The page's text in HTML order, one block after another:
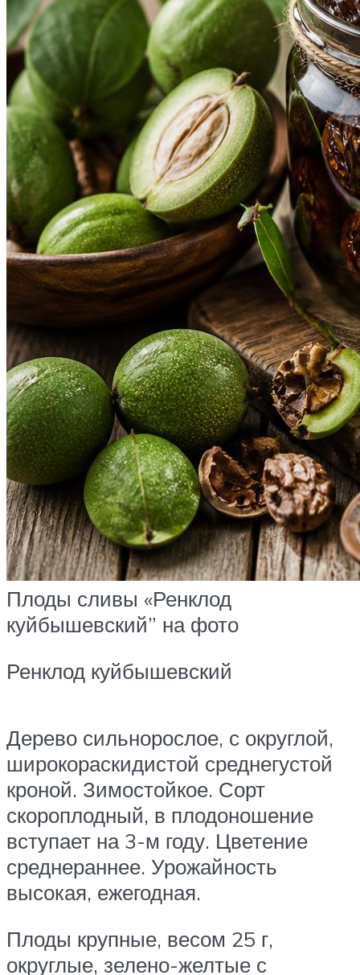
Плоды сливы «Ренклод
куйбышевский” на фото
Ренклод куйбышевский
Дерево сильнорослое, с округлой,
широкораскидистой среднегустой
кроной. Зимостойкое. Сорт
скороплодный, в плодоношение
вступает на 3-м году. Цветение
среднераннее. Урожайность
высокая, ежегодная.
Плоды крупные, весом 25 г,
округлые, зелено-желтые с